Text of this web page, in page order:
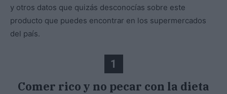
y otros datos que quizás desconocías sobre este
producto que puedes encontrar en los supermercados
del país.
1
Comer rico y no pecar con la dieta